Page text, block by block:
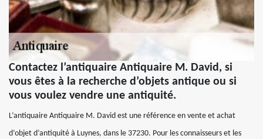
Contactez l’antiquaire Antiquaire M. David, si
vous êtes à la recherche d’objets antique ou si
vous voulez vendre une antiquité.
L’antiquaire Antiquaire M. David est une référence en vente et achat
d’objet d’antiquité à Luynes, dans le 37230. Pour les connaisseurs et les